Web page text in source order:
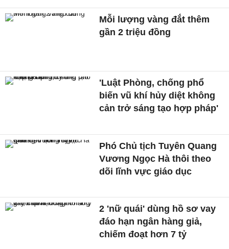
Mỗi lượng vàng đắt thêm
gần 2 triệu đồng
'Luật Phòng, chống phổ
biến vũ khí hủy diệt không
cản trở sáng tạo hợp pháp'
Phó Chủ tịch Tuyên Quang
Vương Ngọc Hà thôi theo
dõi lĩnh vực giáo dục
2 'nữ quái' dùng hồ sơ vay
đáo hạn ngân hàng giả,
chiếm đoạt hơn 7 tỷ